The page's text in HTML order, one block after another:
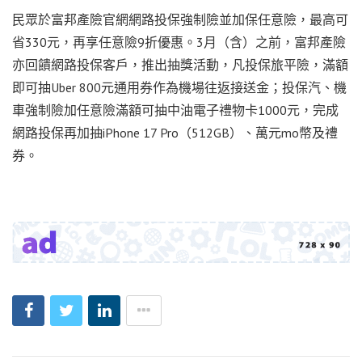
民眾於富邦產險官網網路投保強制險並加保任意險，最高可
省330元，再享任意險9折優惠。3月（含）之前，富邦產險
亦回饋網路投保客戶，推出抽獎活動，凡投保旅平險，滿額
即可抽Uber 800元通用券作為機場往返接送金；投保汽、機
車強制險加任意險滿額可抽中油電子禮物卡1000元，完成
網路投保再加抽iPhone 17 Pro（512GB）、萬元mo幣及禮
券。